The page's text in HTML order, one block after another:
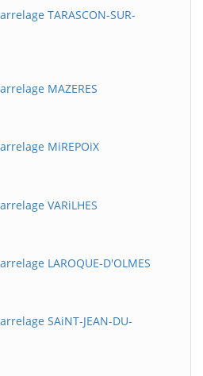
TARASCON-SUR-
MAZERES
MiREPOiX
VARiLHES
LAROQUE-D'OLMES
SAiNT-JEAN-DU-